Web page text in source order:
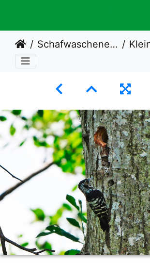
Schafwaschener Bucht